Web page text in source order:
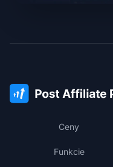
Ceny
Funkcie